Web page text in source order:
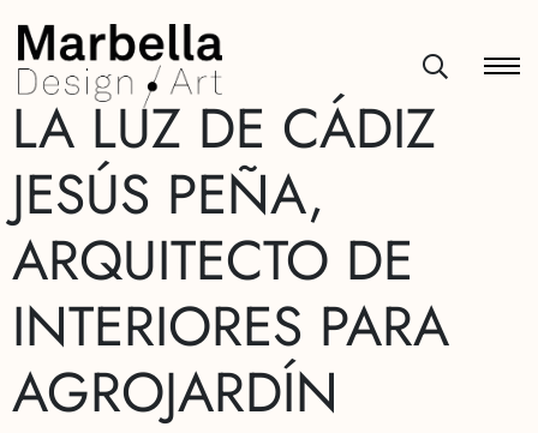
LA LUZ DE CÁDIZ
JESÚS PEÑA,
ARQUITECTO DE
INTERIORES PARA
AGROJARDÍN